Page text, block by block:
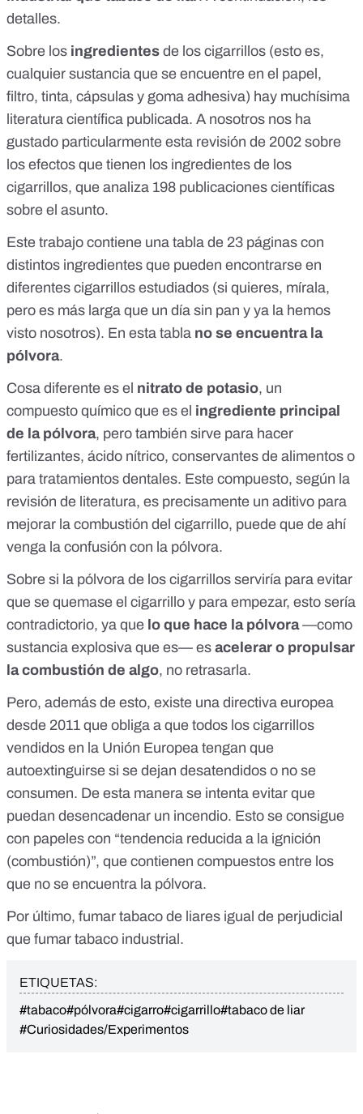
detalles.
Sobre los ingredientes de los cigarrillos (esto es,
cualquier sustancia que se encuentre en el papel,
filtro, tinta, cápsulas y goma adhesiva) hay muchísima
literatura científica publicada. A nosotros nos ha
gustado particularmente esta revisión de 2002 sobre
los efectos que tienen los ingredientes de los
cigarrillos, que analiza 198 publicaciones científicas
sobre el asunto.
Este trabajo contiene una tabla de 23 páginas con
distintos ingredientes que pueden encontrarse en
diferentes cigarrillos estudiados (si quieres, mírala,
pero es más larga que un día sin pan y ya la hemos
visto nosotros). En esta tabla no se encuentra la
pólvora.
Cosa diferente es el nitrato de potasio, un
compuesto químico que es el ingrediente principal
de la pólvora, pero también sirve para hacer
fertilizantes, ácido nítrico, conservantes de alimentos o
para tratamientos dentales. Este compuesto, según la
revisión de literatura, es precisamente un aditivo para
mejorar la combustión del cigarrillo, puede que de ahí
venga la confusión con la pólvora.
Sobre si la pólvora de los cigarrillos serviría para evitar
que se quemase el cigarrillo y para empezar, esto sería
contradictorio, ya que lo que hace la pólvora—como
sustancia explosiva que es— es acelerar o propulsar
la combustión de algo, no retrasarla.
Pero, además de esto, existe una directiva europea
desde 2011 que obliga a que todos los cigarrillos
vendidos en la Unión Europea tengan que
autoextinguirse si se dejan desatendidos o no se
consumen. De esta manera se intenta evitar que
puedan desencadenar un incendio. Esto se consigue
con papeles con “tendencia reducida a la ignición
(combustión)”, que contienen compuestos entre los
que no se encuentra la pólvora.
Por último, fumar tabaco de liares igual de perjudicial
que fumar tabaco industrial .
ETIQUETAS:
#tabaco#pólvora#cigarro#cigarrillo#tabaco de liar
#Curiosidades/Experimentos